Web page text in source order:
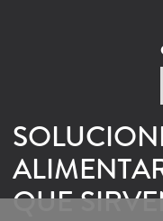
QUE